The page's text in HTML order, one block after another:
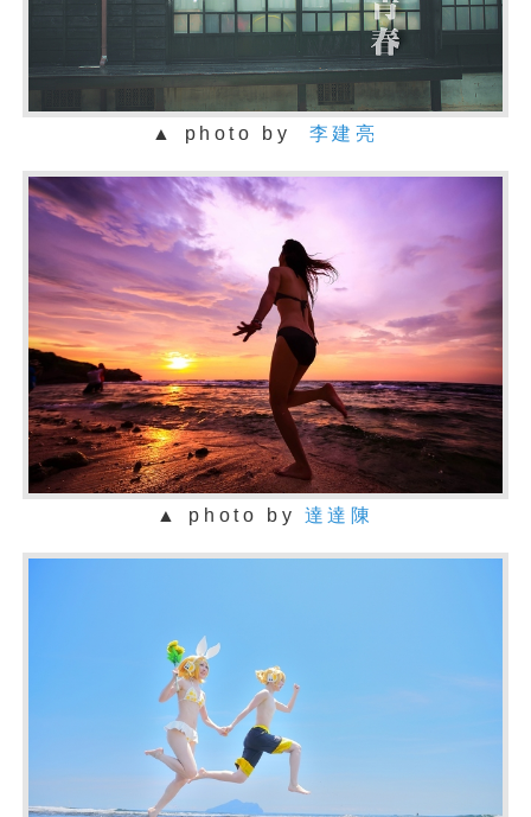
▲ photo by 李建亮
▲ photo by 達達陳